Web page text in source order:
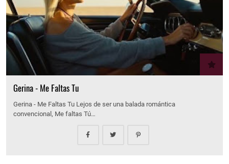
Gerina - Me Faltas Tu
Gerina - Me Faltas Tu Lejos de ser una balada romántica
convencional, Me faltas Tú…